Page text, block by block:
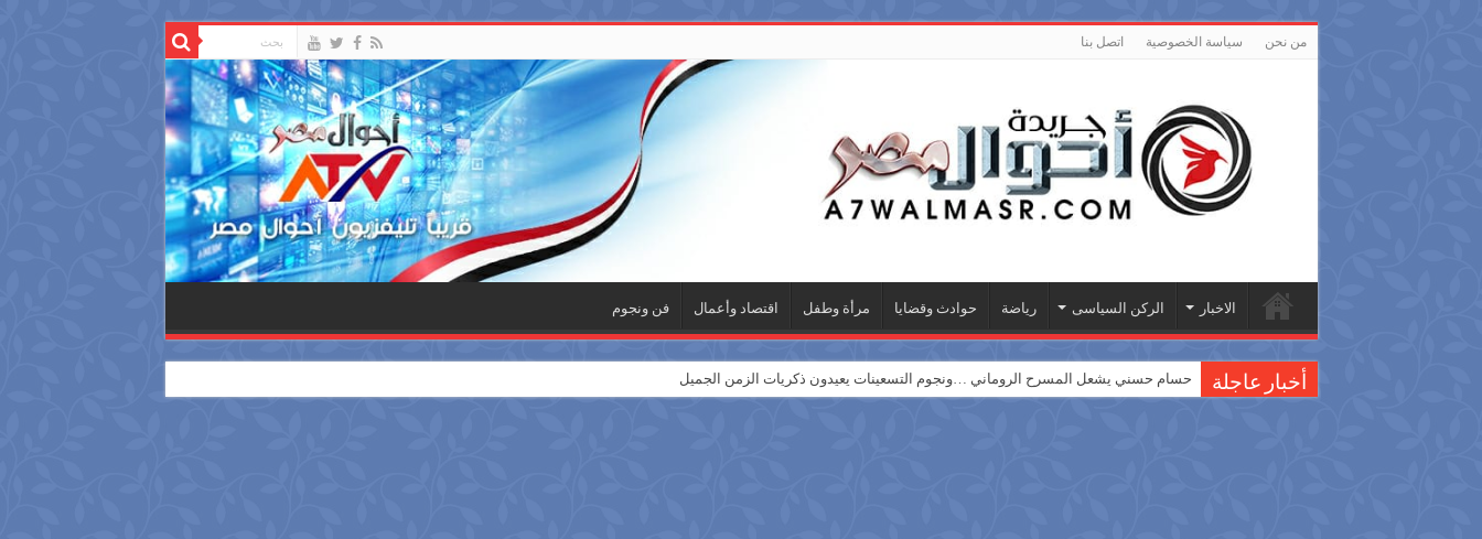
من نحن سياسة الخصوصية اتصل بنا
الاخبار الركن السياسى رياضة حوادث وقضايا مرأة وطفل اقتصاد وأعمال فن ونجوم
أخبار عاجلة حسام حسني يشعل المسرح الروماني …ونجوم التسعينات يعيدون ذكريات الزمن الجميل